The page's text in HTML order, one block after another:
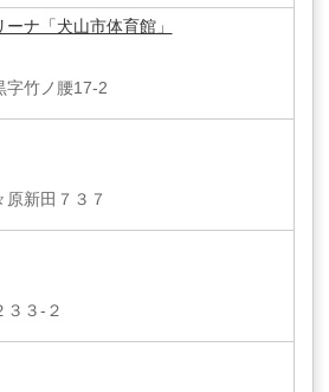
ナ「犬山市体育館」
字竹ノ腰17-2
新田７３７
３３-２